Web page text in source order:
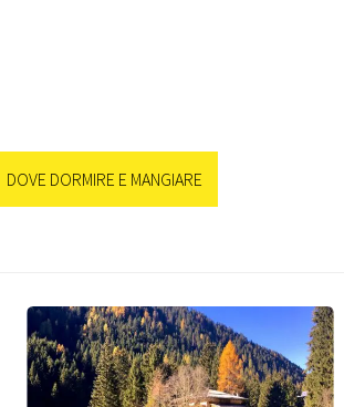
DOVE DORMIRE E MANGIARE